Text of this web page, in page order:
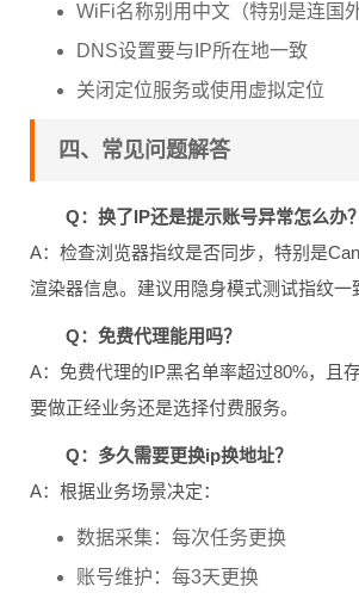
WiFi名称别用中文（特别是连国
DNS设置要与IP所在地一致
关闭定位服务或使用虚拟定位
四、常见问题解答
Q：换了IP还是提示账号异常怎么办？
A：检查浏览器指纹是否同步，特别是
渲染器信息。建议用隐身模式测试指纹一
Q：免费代理能用吗？
A：免费代理的IP黑名单率超过80%，且
要做正经业务还是选择付费服务。
Q：多久需要更换ip换地址？
A：根据业务场景决定：
数据采集：每次任务更换
账号维护：每3天更换